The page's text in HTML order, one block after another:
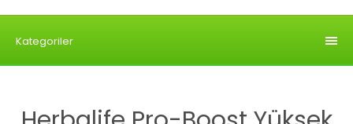
Kategoriler